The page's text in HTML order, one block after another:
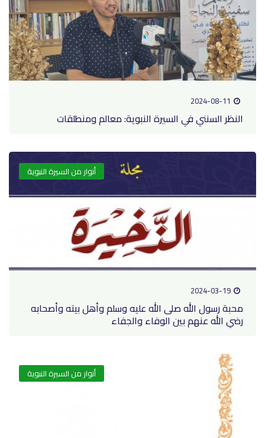
2024-08-11
النظر السنني في السيرة النبوية: معالم ومنطلقات
أنوار من السيرة النبوية
2024-03-19
محبة رسول الله صلى الله عليه وسلم وأهل بيته وأصحابه
رضي الله عنهم بين الوفاء والجفاء
أنوار من السيرة النبوية